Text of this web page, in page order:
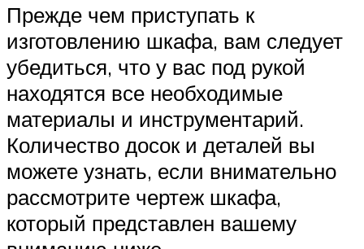
Прежде чем приступать к
изготовлению шкафа, вам следует
убедиться, что у вас под рукой
находятся все необходимые
материалы и инструментарий.
Количество досок и деталей вы
можете узнать, если внимательно
рассмотрите чертеж шкафа,
который представлен вашему